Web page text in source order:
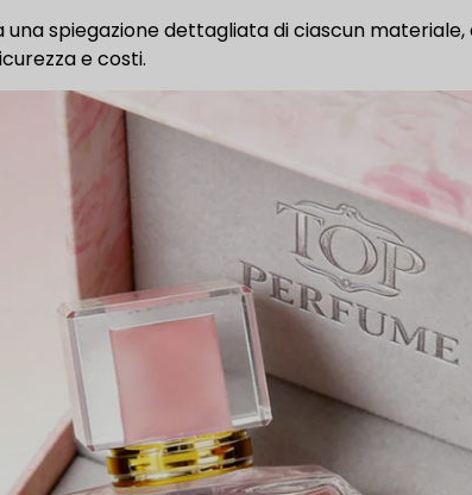
una spiegazione dettagliata di ciascun
e costi.